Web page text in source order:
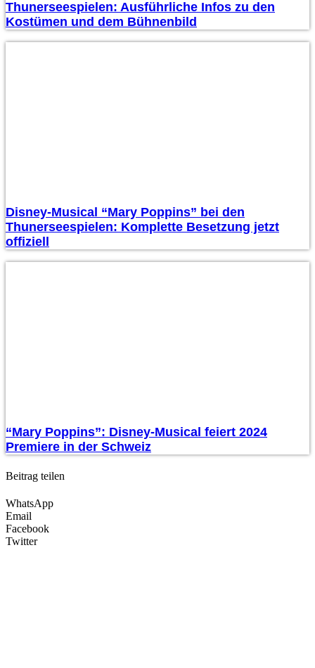
Thunerseespielen: Ausführliche Infos zu den
Kostümen und dem Bühnenbild
Disney-Musical “Mary Poppins” bei den
Thunerseespielen: Komplette Besetzung jetzt
offiziell
“Mary Poppins”: Disney-Musical feiert 2024
Premiere in der Schweiz
Beitrag teilen
WhatsApp
Email
Facebook
Twitter